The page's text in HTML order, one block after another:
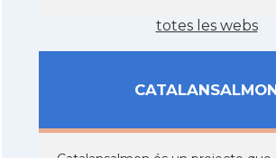
totes les webs